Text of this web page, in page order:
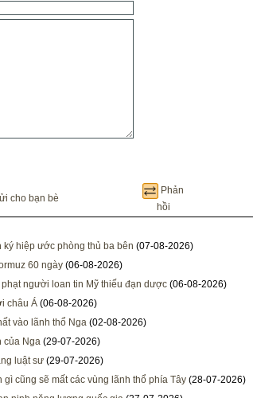
cho bạn bè
Phản
hồi
ký hiệp ước phòng thủ ba bên (07-08-2026)
60 ngày (06-08-2026)
người loan tin Mỹ thiếu đạn dược (06-08-2026)
châu Á (06-08-2026)
vào lãnh thổ Nga (02-08-2026)
của Nga (29-07-2026)
luật sư (29-07-2026)
cũng sẽ mất các vùng lãnh thổ phía Tây (28-07-2026)